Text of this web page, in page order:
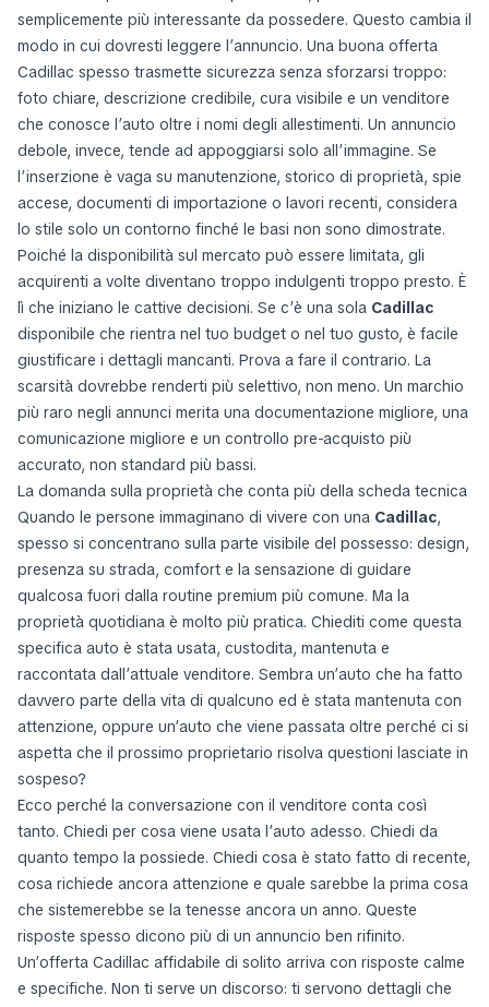
semplicemente più interessante da possedere. Questo cambia il
modo in cui dovresti leggere l’annuncio. Una buona offerta
Cadillac spesso trasmette sicurezza senza sforzarsi troppo:
foto chiare, descrizione credibile, cura visibile e un venditore
che conosce l’auto oltre i nomi degli allestimenti. Un annuncio
debole, invece, tende ad appoggiarsi solo all’immagine. Se
l’inserzione è vaga su manutenzione, storico di proprietà, spie
accese, documenti di importazione o lavori recenti, considera
lo stile solo un contorno finché le basi non sono dimostrate.
Poiché la disponibilità sul mercato può essere limitata, gli
acquirenti a volte diventano troppo indulgenti troppo presto. È
lì che iniziano le cattive decisioni. Se c’è una sola Cadillac
disponibile che rientra nel tuo budget o nel tuo gusto, è facile
giustificare i dettagli mancanti. Prova a fare il contrario. La
scarsità dovrebbe renderti più selettivo, non meno. Un marchio
più raro negli annunci merita una documentazione migliore, una
comunicazione migliore e un controllo pre-acquisto più
accurato, non standard più bassi.
La domanda sulla proprietà che conta più della scheda tecnica
Quando le persone immaginano di vivere con una Cadillac,
spesso si concentrano sulla parte visibile del possesso: design,
presenza su strada, comfort e la sensazione di guidare
qualcosa fuori dalla routine premium più comune. Ma la
proprietà quotidiana è molto più pratica. Chiediti come questa
specifica auto è stata usata, custodita, mantenuta e
raccontata dall’attuale venditore. Sembra un’auto che ha fatto
davvero parte della vita di qualcuno ed è stata mantenuta con
attenzione, oppure un’auto che viene passata oltre perché ci si
aspetta che il prossimo proprietario risolva questioni lasciate in
sospeso?
Ecco perché la conversazione con il venditore conta così
tanto. Chiedi per cosa viene usata l’auto adesso. Chiedi da
quanto tempo la possiede. Chiedi cosa è stato fatto di recente,
cosa richiede ancora attenzione e quale sarebbe la prima cosa
che sistemerebbe se la tenesse ancora un anno. Queste
risposte spesso dicono più di un annuncio ben rifinito.
Un’offerta Cadillac affidabile di solito arriva con risposte calme
e specifiche. Non ti serve un discorso: ti servono dettagli che